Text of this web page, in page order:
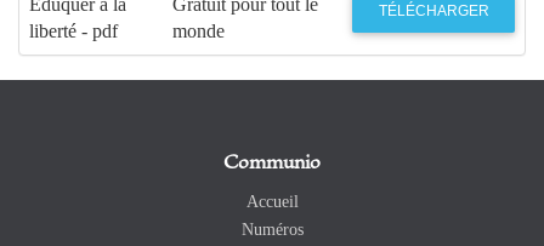
liberté - pdf
monde
TÉLÉCHARGER
Communio
Accueil
Numéros